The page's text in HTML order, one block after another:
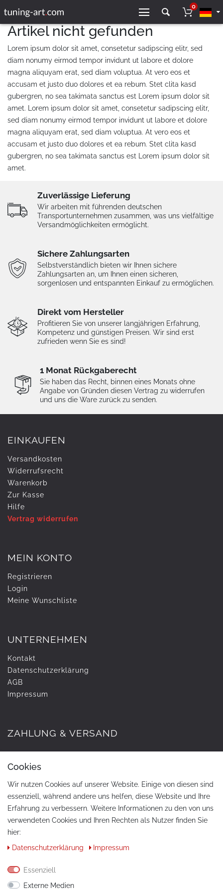
0
Artikel nicht gefunden
Lorem ipsum dolor sit amet, consetetur sadipscing elitr, sed
diam nonumy eirmod tempor invidunt ut labore et dolore
magna aliquyam erat, sed diam voluptua. At vero eos et
accusam et justo duo dolores et ea rebum. Stet clita kasd
gubergren, no sea takimata sanctus est Lorem ipsum dolor sit
amet. Lorem ipsum dolor sit amet, consetetur sadipscing elitr,
sed diam nonumy eirmod tempor invidunt ut labore et dolore
magna aliquyam erat, sed diam voluptua. At vero eos et
accusam et justo duo dolores et ea rebum. Stet clita kasd
gubergren, no sea takimata sanctus est Lorem ipsum dolor sit
amet.
Zuverlässige Lieferung
Wir arbeiten mit führenden deutschen
Transportunternehmen zusammen, was uns vielfältige
Versandmöglichkeiten ermöglicht.
Sichere Zahlungsarten
Selbstverständlich bieten wir Ihnen sichere
Zahlungsarten an, um Ihnen einen sicheren,
sorgenlosen und entspannten Einkauf zu ermöglichen.
Direkt vom Hersteller
Profitieren Sie von unserer langjährigen Erfahrung,
Kompetenz und günstigen Preisen. Wir sind erst
zufrieden wenn Sie es sind!
1 Monat Rückgaberecht
Sie haben das Recht, binnen eines Monats ohne
Angabe von Gründen diesen Vertrag zu widerrufen
und uns die Ware zurück zu senden.
EINKAUFEN
Versandkosten
Widerrufs­recht
Warenkorb
Zur Kasse
Hilfe
Vertrag widerrufen
MEIN KONTO
Registrieren
Login
Meine Wunschliste
UNTERNEHMEN
Kontakt
Daten­schutz­erklärung
AGB
Impressum
ZAHLUNG & VERSAND
Cookies
Wir nutzen Cookies auf unserer Website. Einige von diesen sind
essenziell, während andere uns helfen, diese Website und Ihre
Erfahrung zu verbessern. Weitere Informationen zu den von uns
verwendeten Cookies und Ihren Rechten als Nutzer finden Sie
hier:
Daten­schutz­erklärung
Impressum
Essenziell
Externe Medien